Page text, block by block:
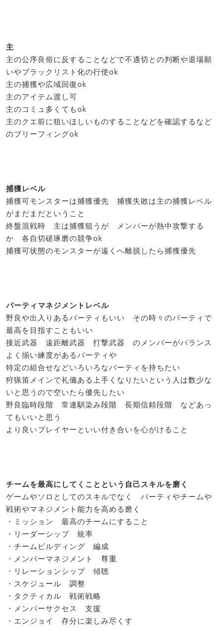
主
主の公序良俗に反することなどで不適切との判断や退場願
いやブラックリスト化の行使ok
主の捕獲や広域回復ok
主のアイテム渡し可
主のコミュ多くてもok
主のクエ前に狙いほしいものすることなどを確認するなど
のブリーフィングok
捕獲レベル
捕獲可モンスターは捕獲優先 捕獲失敗は主の捕獲レベル
がまだまだということ
終盤混戦時 主は捕獲狙うが メンバーが熱中攻撃する
か 各自切磋琢磨の競争ok
捕獲可状態のモンスターが遠くへ離脱したら捕獲優先
パーティマネジメントレベル
野良や出入りあるパーティもいい その時々のパーティで
最高を目指すこともいい
接近武器 遠距離武器 打撃武器 のメンバーがバランス
よく揃い練度があるパーティや
特定の組合せなどいろいろなパーティを持ちたい
狩猟笛メインで礼儀ある上手くなりたいという人は数少な
いと思うので空いたら優先したい
野良臨時段階 常連馴染み段階 長期信頼段階 などあっ
てもいいと思う
より良いプレイヤーといい付き合いを心がけること
チームを最高にしてくことという自己スキルを磨く
ゲームやソロとしてのスキルでなく パーティやチームや
戦術やマネジメント能力を高める磨く
・ミッション 最高のチームにすること
・リーダーシップ 統率
・チームビルディング 編成
・メンバーマネジメント 尊重
・リレーションシップ 傾聴
・スケジュール 調整
・タクティカル 戦術戦略
・メンバーサクセス 支援
・エンジョイ 存分に楽しみ尽くす